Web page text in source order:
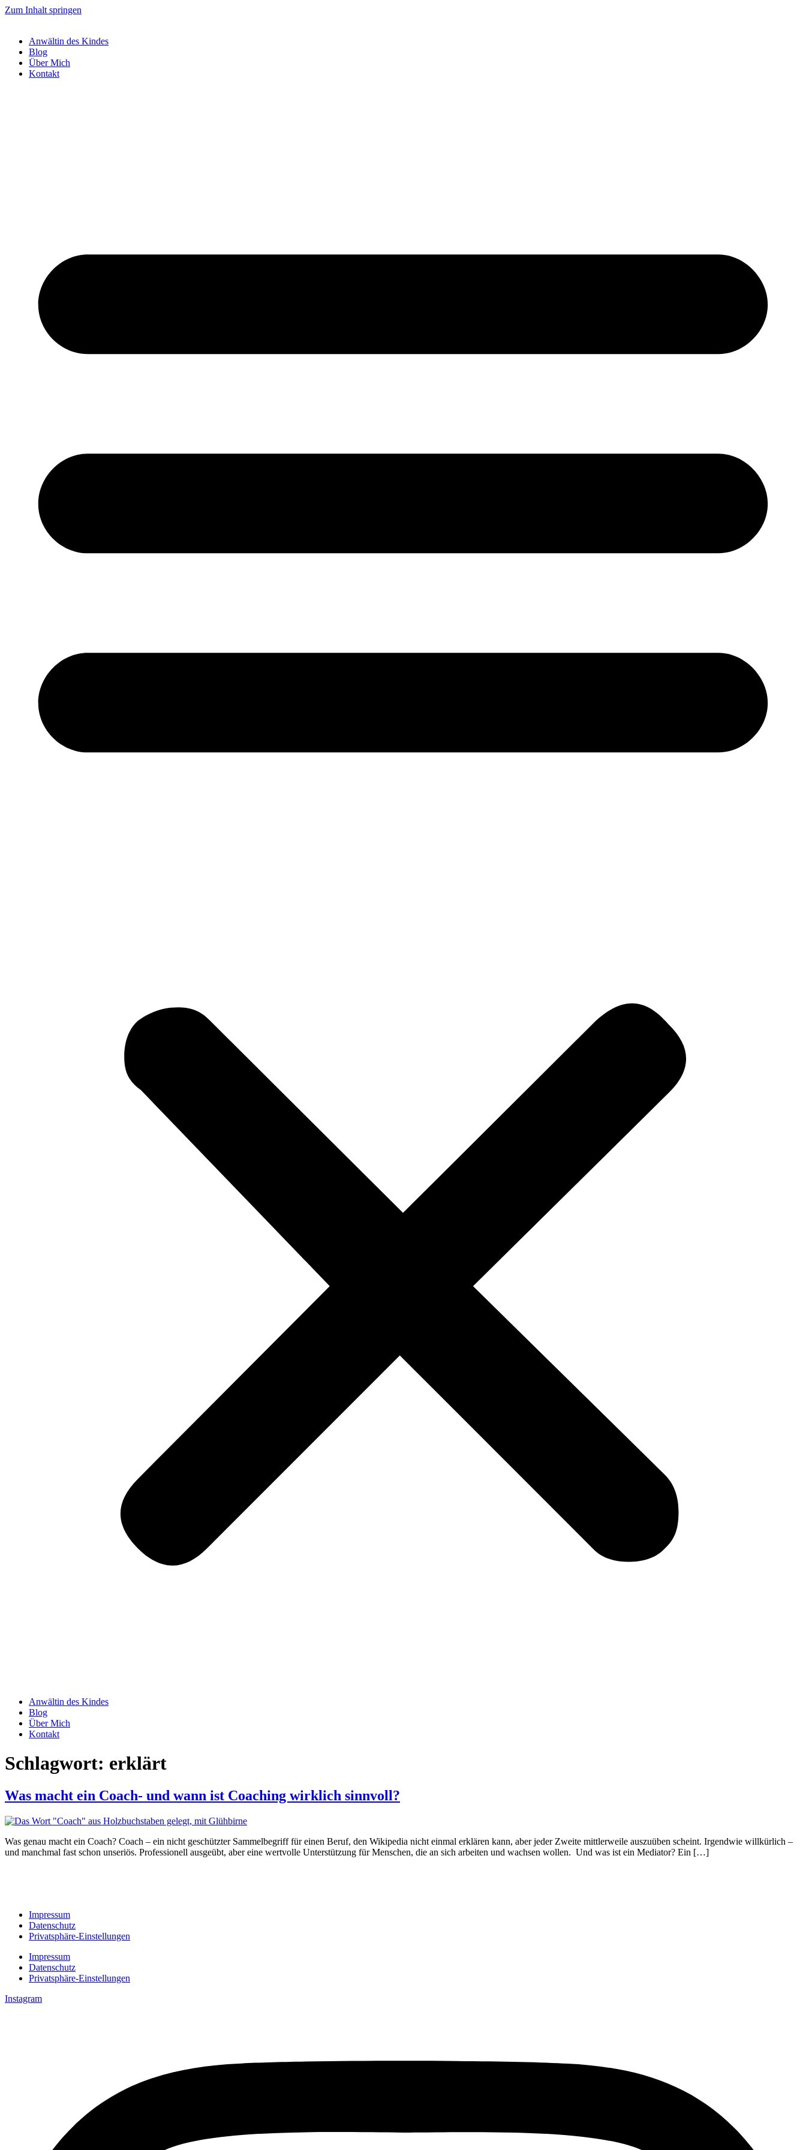
Zum Inhalt springen
Anwältin des Kindes
Blog
Über Mich
Kontakt
Anwältin des Kindes
Blog
Über Mich
Kontakt
Schlagwort: erklärt
Was macht ein Coach- und wann ist Coaching wirklich sinnvoll?
Was genau macht ein Coach? Coach – ein nicht geschützter Sammelbegriff für einen Beruf, den Wikipedia nicht einmal erklären kann, aber jeder Zweite mittlerweile auszuüben scheint. Irgendwie willkürlich –
und manchmal fast schon unseriös. Professionell ausgeübt, aber eine wertvolle Unterstützung für Menschen, die an sich arbeiten und wachsen wollen. Und was ist ein Mediator? Ein […]
Impressum
Datenschutz
Privatsphäre-Einstellungen
Impressum
Datenschutz
Privatsphäre-Einstellungen
Instagram